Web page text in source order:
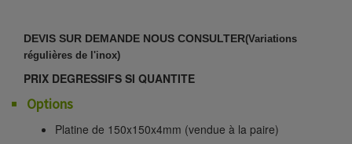
DEVIS SUR DEMANDE NOUS CONSULTER(Variations
régulières de l'inox)
PRIX DEGRESSIFS SI QUANTITE
Options
Platine de 150x150x4mm (vendue à la paire)